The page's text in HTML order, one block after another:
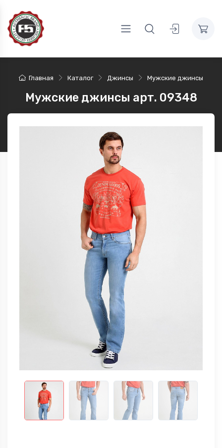
Главная Каталог Джинсы Мужские джинсы
Мужские джинсы арт. 09348